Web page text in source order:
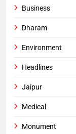
Business
Dharam
Environment
Headlines
Jaipur
Medical
Monument